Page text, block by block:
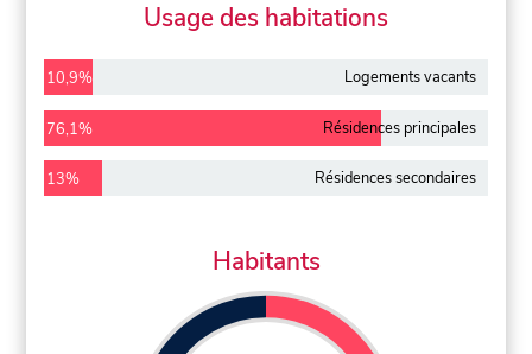
Usage des habitations
10,9% Logements vacants
76,1% Résidences principales
13% Résidences secondaires
Habitants